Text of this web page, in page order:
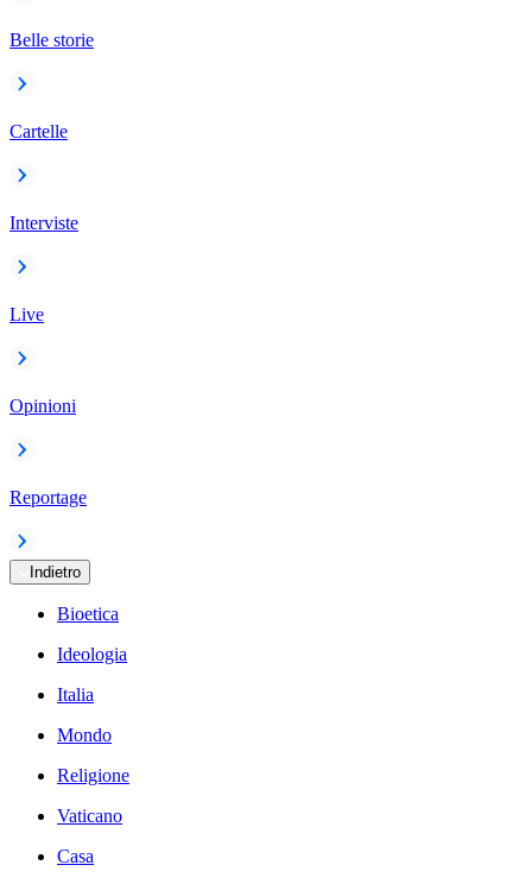
Belle storie
Cartelle
Interviste
Live
Opinioni
Reportage
Indietro
Bioetica
Ideologia
Italia
Mondo
Religione
Vaticano
Casa